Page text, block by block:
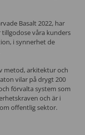
Basalt 2022, har
våra kunders
i synnerhet de
metod, arkitektur och
vilar på drygt 200
förvalta system som
och är i
offentlig sektor.